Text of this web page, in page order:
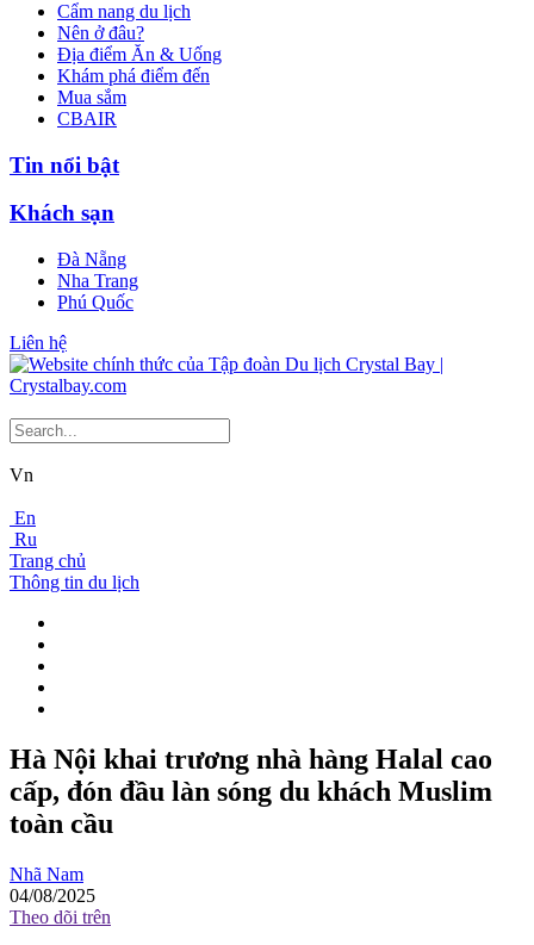
Cẩm nang du lịch
Nên ở đâu?
Địa điểm Ăn & Uống
Khám phá điểm đến
Mua sắm
CBAIR
Tin nổi bật
Khách sạn
Đà Nẵng
Nha Trang
Phú Quốc
Liên hệ
Vn
En
Ru
Trang chủ
Thông tin du lịch
Hà Nội khai trương nhà hàng Halal cao
cấp, đón đầu làn sóng du khách Muslim
toàn cầu
Nhã Nam
04/08/2025
Theo dõi trên